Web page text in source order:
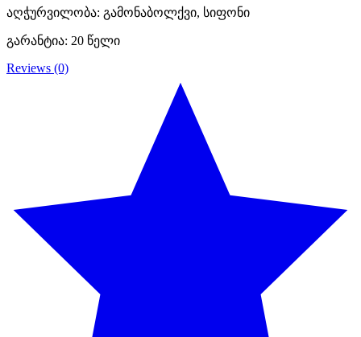
აღჭურვილობა: გამონაბოლქვი, სიფონი
გარანტია: 20 წელი
Reviews (0)